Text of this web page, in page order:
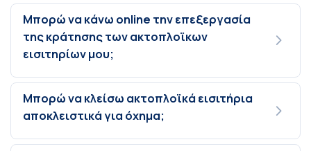
Μπορώ να κάνω online την επεξεργασία
της κράτησης των ακτοπλοϊκων
εισιτηρίων μου;
Μπορώ να κλείσω ακτοπλοϊκά εισιτήρια
αποκλειστικά για όχημα;